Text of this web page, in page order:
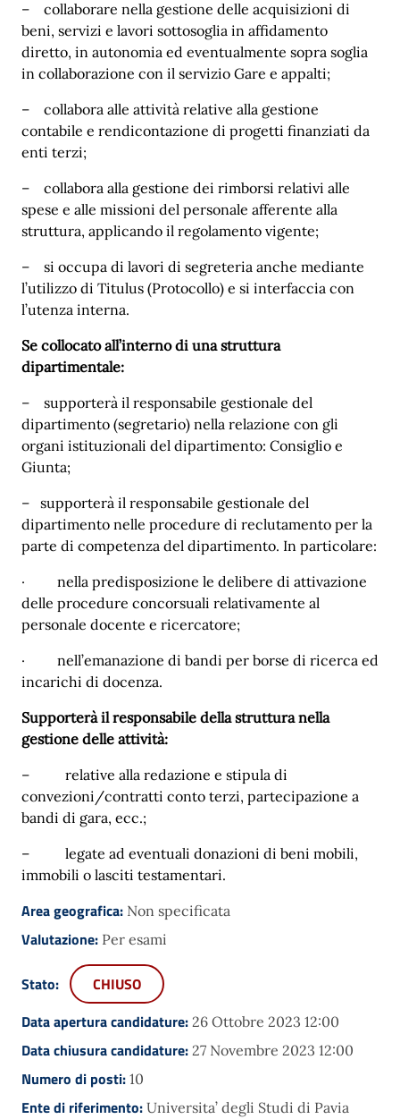
– collaborare nella gestione delle acquisizioni di
beni, servizi e lavori sottosoglia in affidamento
diretto, in autonomia ed eventualmente sopra soglia
in collaborazione con il servizio Gare e appalti;
– collabora alle attività relative alla gestione
contabile e rendicontazione di progetti finanziati da
enti terzi;
– collabora alla gestione dei rimborsi relativi alle
spese e alle missioni del personale afferente alla
struttura, applicando il regolamento vigente;
– si occupa di lavori di segreteria anche mediante
l’utilizzo di Titulus (Protocollo) e si interfaccia con
l’utenza interna.
Se collocato all’interno di una struttura
dipartimentale:
– supporterà il responsabile gestionale del
dipartimento (segretario) nella relazione con gli
organi istituzionali del dipartimento: Consiglio e
Giunta;
– supporterà il responsabile gestionale del
dipartimento nelle procedure di reclutamento per la
parte di competenza del dipartimento. In particolare:
· nella predisposizione le delibere di attivazione
delle procedure concorsuali relativamente al
personale docente e ricercatore;
· nell’emanazione di bandi per borse di ricerca ed
incarichi di docenza.
Supporterà il responsabile della struttura nella
gestione delle attività:
– relative alla redazione e stipula di
convezioni/contratti conto terzi, partecipazione a
bandi di gara, ecc.;
– legate ad eventuali donazioni di beni mobili,
immobili o lasciti testamentari.
Area geografica: Non specificata
Valutazione: Per esami
Stato:
CHIUSO
Data apertura candidature: 26 Ottobre 2023 12:00
Data chiusura candidature: 27 Novembre 2023 12:00
Numero di posti: 10
Ente di riferimento: Universita’ degli Studi di Pavia